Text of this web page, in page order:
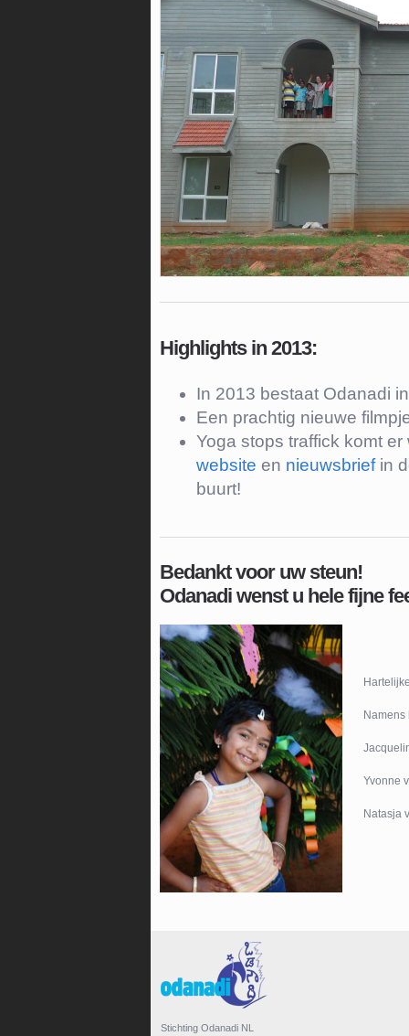
Highlights in 2013:
In 2013 bestaat Odanadi
Een prachtig nieuwe
Yoga stops traffick komt
website en nieuwsbriefin
buurt!
Bedankt voor uw steun!
Odanadi wenst u hele fijne
Yvonne
Natasja
Stichting Odanadi NL